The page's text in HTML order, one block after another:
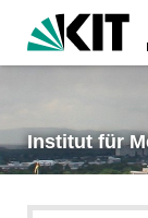
Institut für